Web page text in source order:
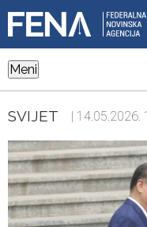
Meni
SVIJET | 14.05.2026.